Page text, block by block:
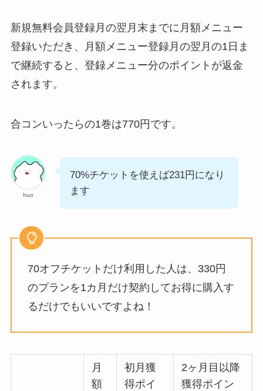
新規無料会員登録月の翌月末までに月額メニュー
登録いただき、月額メニュー登録月の翌月の1日ま
で継続すると、登録メニュー分のポイントが返金
されます。
合コンいったらの1巻は770円です。
huo
70%チケットを使えば231円になり
ます
70オフチケットだけ利用した人は、330円
のプランを1カ月だけ契約してお得に購入す
るだけでもいいですよね！
月
額
初月獲
得ポイ
2ヶ月目以降
獲得ポイン